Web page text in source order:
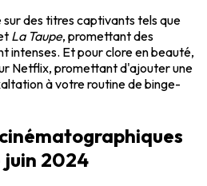
des titres captivants tels que
La Taupe, promettant des
intenses. Et pour clore en beauté,
Netflix, promettant d'ajouter une
à votre routine de binge-
juin 2024